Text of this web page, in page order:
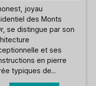
joyau
des Monts
se distingue par son
et ses
en pierre
typiques de...